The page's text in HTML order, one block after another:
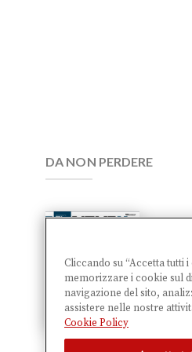
DA NON PERDERE
28,00
Cliccando su “Accetta tutti
memorizzare i cookie sul
navigazione del sito,
assistere nelle nostre
Cookie Policy